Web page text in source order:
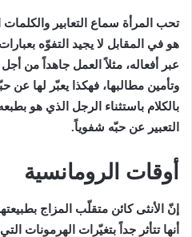
تحب المرأة سماع التعابير
هو في المقابل لا يجيد التفوّه
عبر أفعاله، مثلاً العمل جاهداً من أجل
وتأمين مطالبها، فهكذا يعبّر لها عن
بالكلام باستثناء الرجل الذي هو
التعبير عن حبّه شفوياً.
أوقات الرومانسية
إنّ الأنثى كائن متقلّب المزاج
أنها تتأثر جداً بتغيّرات الهرمونات